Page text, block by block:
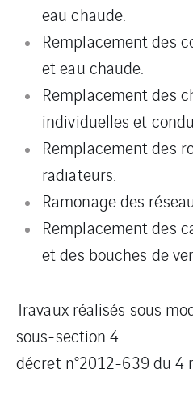
eau chaude.
Remplacement des
et eau chaude.
Remplacement des
individuelles et
Remplacement des
radiateurs.
Ramonage des
Remplacement des
et des bouches de
Travaux réalisés sous
sous-section 4
décret n°2012-639 du 4